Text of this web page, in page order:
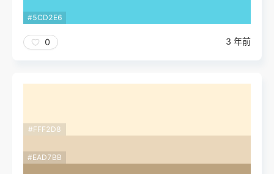
#5CD2E6
0 3 年前
#FFF2D8
#EAD7BB